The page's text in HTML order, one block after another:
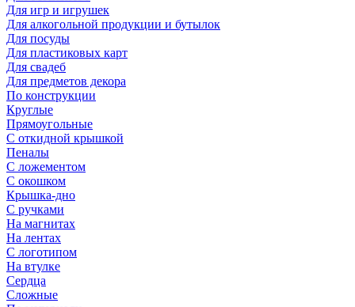
Для игр и игрушек
Для алкогольной продукции и бутылок
Для посуды
Для пластиковых карт
Для свадеб
Для предметов декора
По конструкции
Круглые
Прямоугольные
С откидной крышкой
Пеналы
С ложементом
С окошком
Крышка-дно
С ручками
На магнитах
На лентах
С логотипом
На втулке
Сердца
Сложные